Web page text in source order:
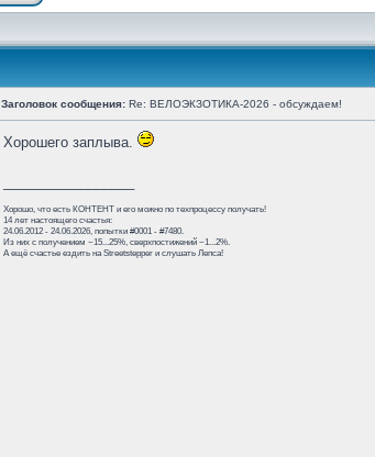
Заголовок сообщения: Re: ВЕЛОЭКЗОТИКА-2026 - обсуждаем!
Хорошего заплыва.
Хорошо, что есть КОНТЕНТ и его можно по техпроцессу получать!
14 лет настоящего счастья:
24.06.2012 - 24.06.2026, попытки #0001 - #7480.
Из них с получением ~15...25%, сверхпостижений ~1...2%.
А ещё счастье ездить на Streetstepper и слушать Лепса!